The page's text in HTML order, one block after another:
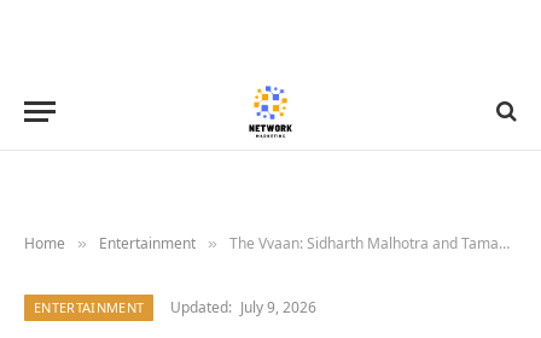
Home » Entertainment » The Vvaan: Sidharth Malhotra and Tamannaah Bhatia starrer locks September 25, 2026 release; makers unveil intriguing new poster
ENTERTAINMENT Updated: July 9, 2026